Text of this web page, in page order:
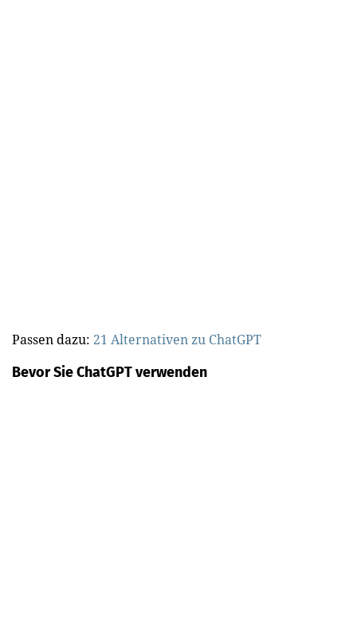
Passen dazu: 21 Alternativen zu ChatGPT
Bevor Sie ChatGPT verwenden